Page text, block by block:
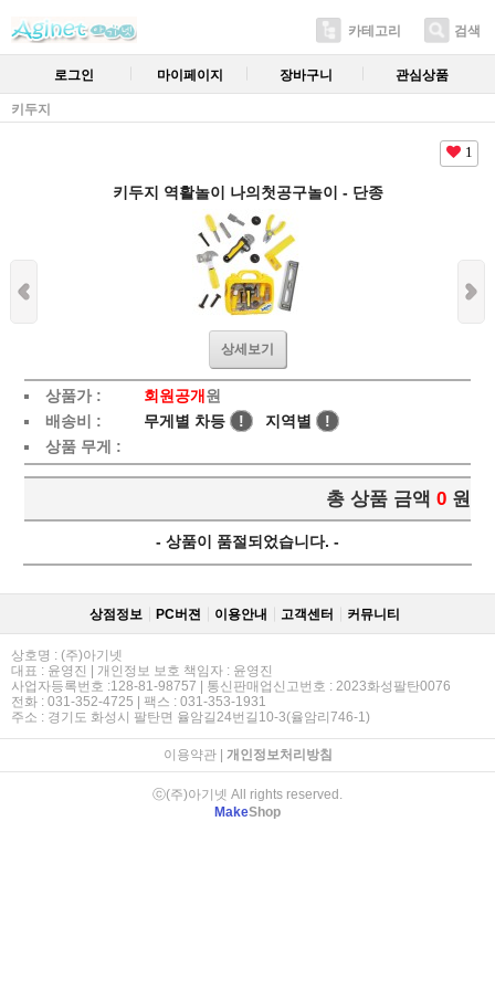
카테고리 검색
로그인 마이페이지 장바구니 관심상품
키두지
1
키두지 역활놀이 나의첫공구놀이 - 단종
상세보기
상품가 : 회원공개 원
배송비 :
무게별 차등 ! 지역별
!
상품 무게 :
총 상품 금액 0 원
- 상품이 품절되었습니다. -
상점정보 PC버젼 이용안내 고객센터 커뮤니티
상호명 : (주)아기넷
대표 : 윤영진 | 개인정보 보호 책임자 : 윤영진
사업자등록번호 :128-81-98757 | 통신판매업신고번호 : 2023화성팔탄0076
전화 : 031-352-4725 | 팩스 : 031-353-1931
주소 : 경기도 화성시 팔탄면 율암길24번길10-3(율암리746-1)
이용약관| 개인정보처리방침
ⓒ(주)아기넷 All rights reserved.
MakeShop